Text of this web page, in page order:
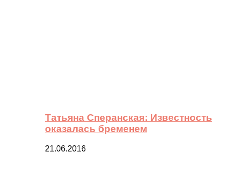
Татьяна Сперанская: Известность
оказалась бременем
21.06.2016